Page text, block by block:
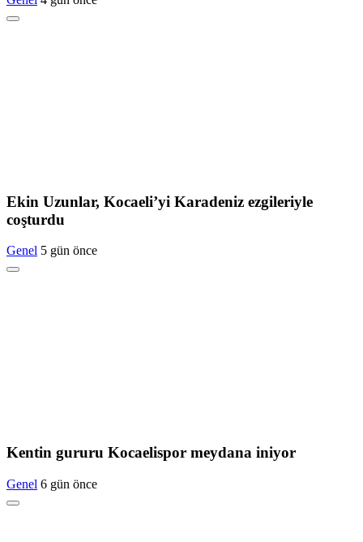
Ekin Uzunlar, Kocaeli’yi Karadeniz ezgileriyle
coşturdu
Genel 5 gün önce
Kentin gururu Kocaelispor meydana iniyor
Genel 6 gün önce